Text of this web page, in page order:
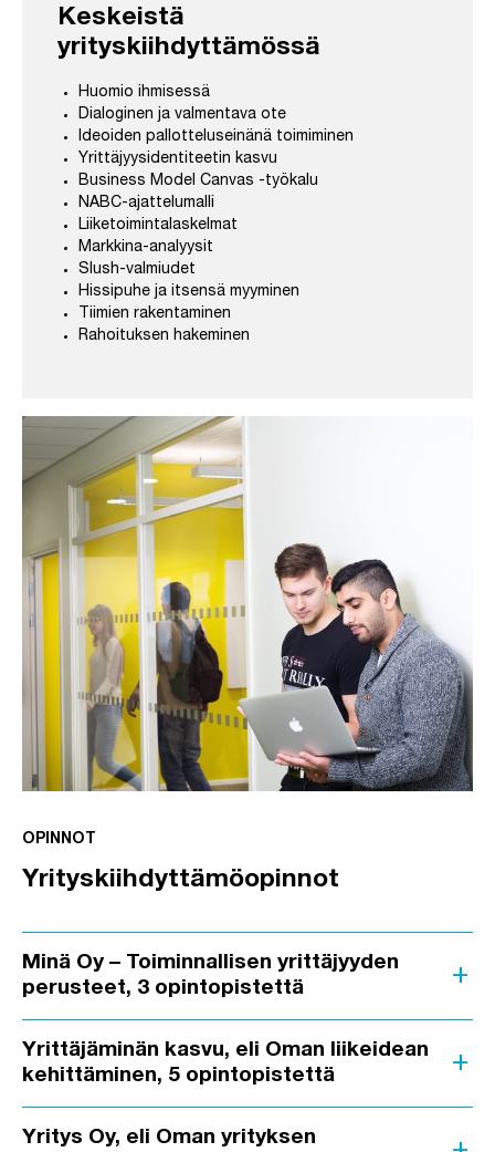
Keskeistä
yrityskiihdyttämössä
Huomio ihmisessä
Dialoginen ja valmentava ote
Ideoiden pallotteluseinänä toimiminen
Yrittäjyysidentiteetin kasvu
Business Model Canvas -työkalu
NABC-ajattelumalli
Liiketoimintalaskelmat
Markkina-analyysit
Slush-valmiudet
Hissipuhe ja itsensä myyminen
Tiimien rakentaminen
Rahoituksen hakeminen
OPINNOT
Yrityskiihdyttämöopinnot
Minä Oy – Toiminnallisen yrittäjyyden
perusteet, 3 opintopistettä
add
Yrittäjäminän kasvu, eli Oman liikeidean
kehittäminen, 5 opintopistettä
add
Yritys Oy, eli Oman yrityksen